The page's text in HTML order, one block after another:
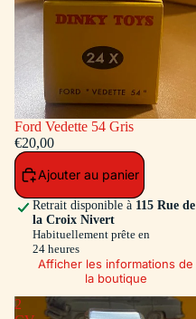
Ford Vedette 54 Gris
€20,00
Ajouter au panier
Retrait disponible à 115 Rue de
la Croix Nivert
Habituellement prête en
24 heures
Afficher les informations de
la boutique
2